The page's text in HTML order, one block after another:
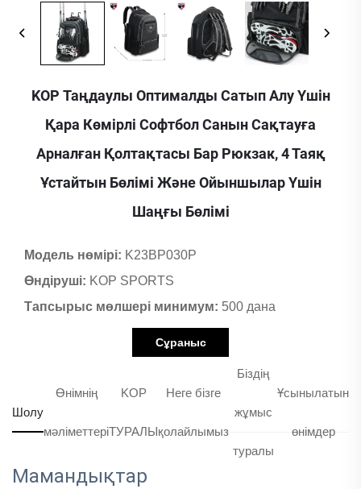
KOP Таңдаулы Оптималды Сатып Алу Үшін
Қара Көмірлі Софтбол Санын Сақтауға
Арналған Қолтақтасы Бар Рюкзак, 4 Таяқ
Ұстайтын Бөлімі Және Ойыншылар Үшін
Шаңғы Бөлімі
Модель нөмірі: K23BP030P
Өндіруші: KOP SPORTS
Тапсырыс мөлшері минимум: 500 дана
Сұраныс
Шолу
Өнімнің
мәліметтері
KOP
ТУРАЛЫ
Неге бізге
қолайлымыз
Біздің
жұмыс
туралы
Ұсынылатын
өнімдер
Мамандықтар